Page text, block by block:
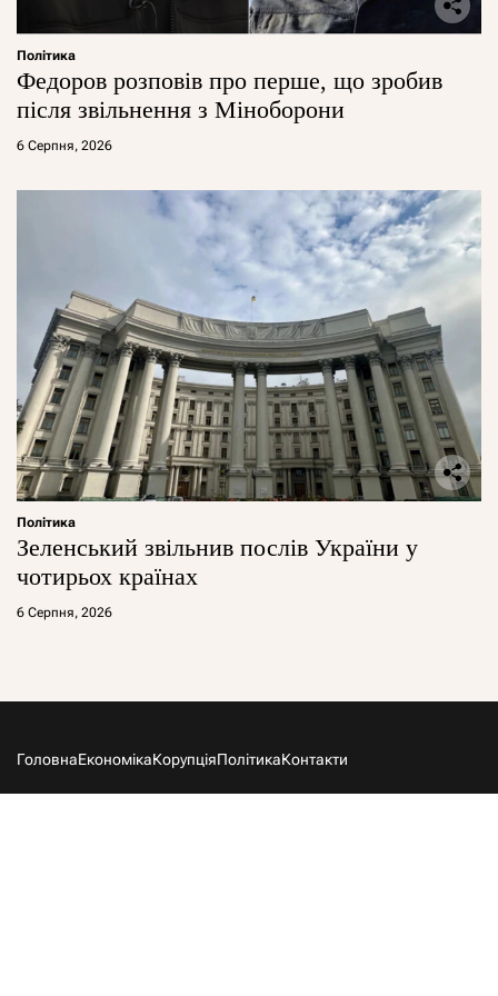
Політика
Федоров розповів про перше, що зробив
після звільнення з Міноборони
6 Серпня, 2026
Політика
Зеленський звільнив послів України у
чотирьох країнах
6 Серпня, 2026
ГоловнаЕкономікаКорупціяПолітикаКонтакти